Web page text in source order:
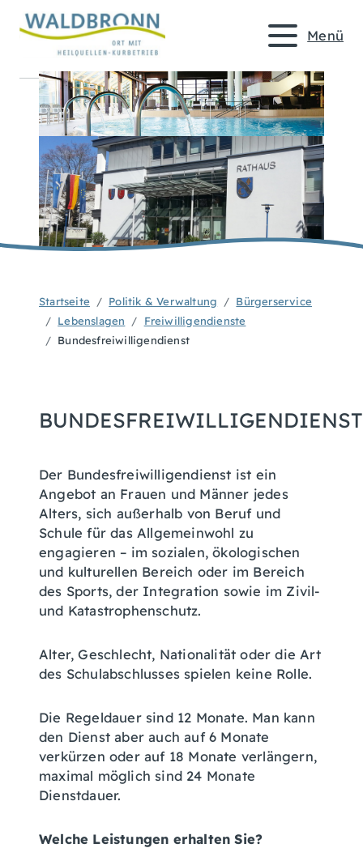
Menü
Startseite Politik & Verwaltung
Bürgerservice
Lebenslagen
Freiwilligendienste
Bundesfreiwilligendienst
BUNDESFREIWILLIGENDIENST
Der Bundesfreiwilligendienst ist ein
Angebot an Frauen und Männer jedes
Alters, sich außerhalb von Beruf und
Schule für das Allgemeinwohl zu
engagieren – im sozialen, ökologischen
und kulturellen Bereich oder im Bereich
des Sports, der Integration sowie im Zivil-
und Katastrophenschutz.
Alter, Geschlecht, Nationalität oder die Art
des Schulabschlusses spielen keine Rolle.
Die Regeldauer sind 12 Monate. Man kann
den Dienst aber auch auf 6 Monate
verkürzen oder auf 18 Monate verlängern,
maximal möglich sind 24 Monate
Dienstdauer.
Welche Leistungen erhalten Sie?